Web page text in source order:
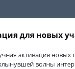
для новых
активация новых
волны